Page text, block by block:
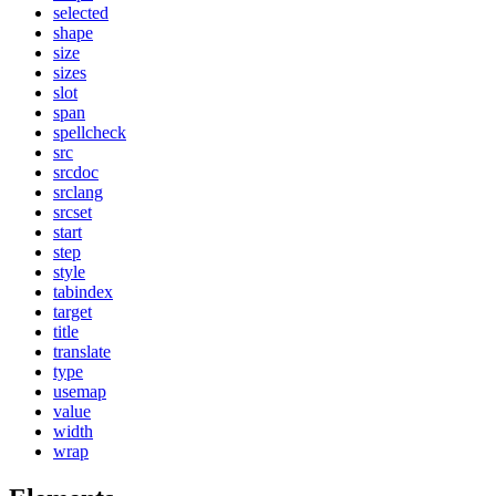
selected
shape
size
sizes
slot
span
spellcheck
src
srcdoc
srclang
srcset
start
step
style
tabindex
target
title
translate
type
usemap
value
width
wrap